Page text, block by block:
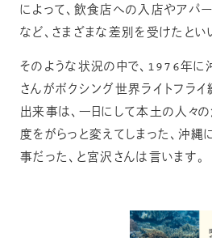
によって、飲食店への入店やアパ
など、さまざまな差別を受けたとい
そのような状況の中で、1976年
さんがボクシング世界ライトフラ
出来事は、一日にして本土の人々
度をがらっと変えてしまった、沖
事だった、と宮沢さんは言います。